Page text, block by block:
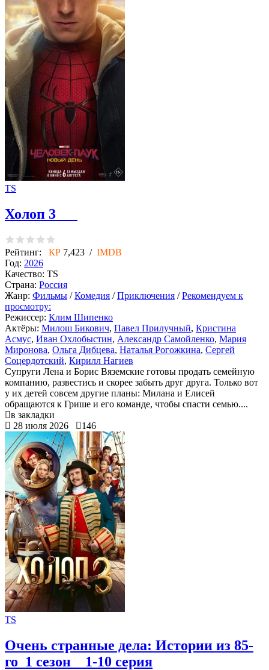
TS
Холоп 3
Рейтинг: КР 7,423 / IMDB
Год: 2026
Качество: TS
Страна: Россия
Жанр: Фильмы /Комедия /Приключения /Рекомендуем к
просмотру:
Режиссер: Клим Шипенко
Актёры: Милош Бикович, Павел Прилучный, Кристина
Асмус, Иван Охлобыстин, Александр Самойленко, Мария
Миронова, Ольга Дибцева, Наталья Рогожкина, Сергей
Соцердотский, Кирилл Нагиев
Супруги Лена и Борис Вяземские готовы продать семейную
компанию, развестись и скорее забыть друг друга. Только вот
у их детей совсем другие планы: Милана и Елисей
обращаются к Грише и его команде, чтобы спасти семью....
в закладки
28 июля 2026
146
TS
Очень странные дела: Истории из 85-
го 1 сезон 1-10 серия